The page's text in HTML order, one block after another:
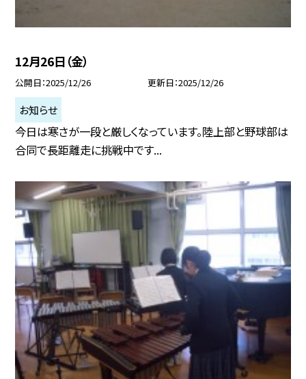
12月26日（金）
公開日 2025/12/26 更新日 2025/12/26
お知らせ
今日は寒さが一段と厳しくなっています。陸上部と野球部は
合同で長距離走に挑戦中です...